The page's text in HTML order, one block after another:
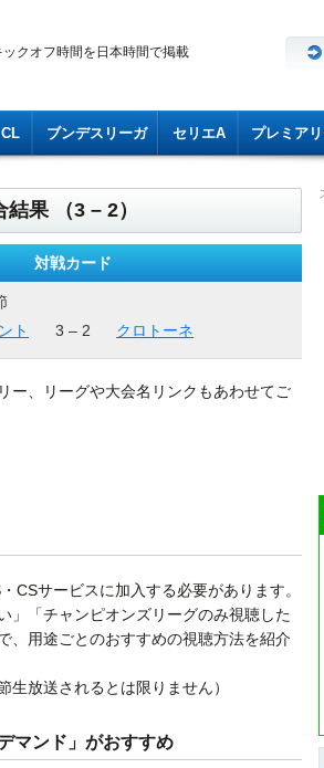
クオフ時間を日本時間で掲載
CL ブンデスリーガ セリエA プレミア
果 （3 – 2）
対戦カード
ト
3 – 2 クロトーネ
ー、リーグや大会名リンクもあわせてご
CSサービスに加入する必要があります。
」「チャンピオンズリーグのみ視聴した
、用途ごとのおすすめの視聴方法を紹介
放送されるとは限りません）
マンド」がおすすめ